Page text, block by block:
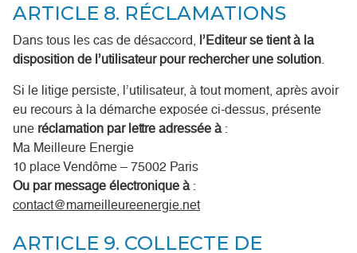
ARTICLE 8. RÉCLAMATIONS
Dans tous les cas de désaccord, l’Editeur se tient à la
disposition de l’utilisateur pour rechercher une solution.
Si le litige persiste, l’utilisateur, à tout moment, après avoir
eu recours à la démarche exposée ci-dessus, présente
une réclamation par lettre adressée à :
Ma Meilleure Energie
10 place Vendôme – 75002 Paris
Ou par message électronique à :
contact@mameilleureenergie.net
ARTICLE 9. COLLECTE DE